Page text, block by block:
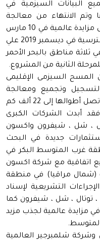
البيانات السيزمية في
كم تقريبا وتم الانتهاء من معالجة
البيانات السيزمية وتم كذلك طرح أول مزايدة عالمية في 10 مارس
2019 لعشر قطاعات بالبحر الأحمر والترسية في ديسمبر 2019 علي
ثلاثة مناطق بالبحر الأحمر
الثانية من المشروع.
المسح السيزمى الإقليمى
المتوسط في سبتمبر2018 لتسجيل وتجميع ومعالجة
بيانات سيزمية ثنائية الأبعاد إضافية تصل أطوالها إلى 22 ألف كم
أبدت الشركات الكبرى
، شل ، شيفرون واكسون
جديدة في البحث
غرب المتوسط البكر في
اتفاقية مع شركة اكسون
(شمال مراقيا) في منطقة
التشريعية لإسناد
، توتال ، شل ، شيفرون كما
مزايدة عالمية لجذب مزيد
وشركة شلمبرجير العالمية